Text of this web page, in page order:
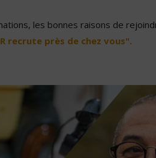
les bonnes raisons de
recrute près de chez vous".